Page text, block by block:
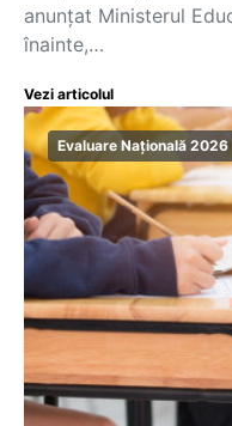
anunțat Ministerul
înainte,…
Vezi articolul
Evaluare Națională 2026